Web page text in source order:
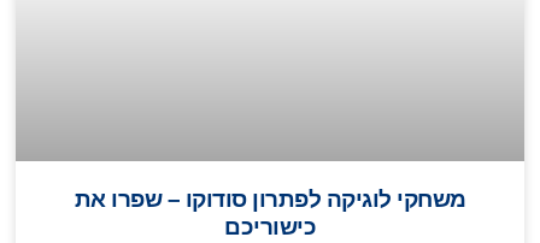
משחקי לוגיקה לפתרון סודוקו – שפרו את
כישוריכם